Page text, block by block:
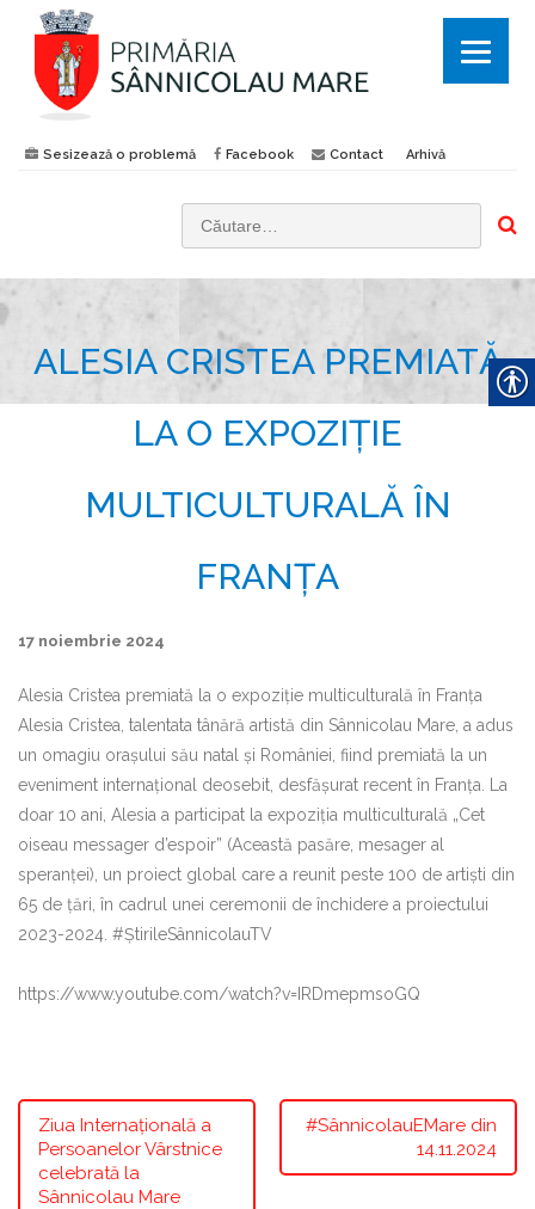
Sesizează o problemă Facebook Contact Arhivă
ALESIA CRISTEA PREMIATĂ
LA O EXPOZIȚIE
MULTICULTURALĂ ÎN
FRANȚA
17 noiembrie 2024
Alesia Cristea premiată la o expoziție multiculturală în Franța
Alesia Cristea, talentata tânără artistă din Sânnicolau Mare, a adus
un omagiu orașului său natal și României, fiind premiată la un
eveniment internațional deosebit, desfășurat recent în Franța. La
doar 10 ani, Alesia a participat la expoziția multiculturală „Cet
oiseau messager d’espoir” (Această pasăre, mesager al
speranței), un proiect global care a reunit peste 100 de artiști din
65 de țări, în cadrul unei ceremonii de închidere a proiectului
2023-2024. #ȘtirileSânnicolauTV
https://www.youtube.com/watch?v=IRDmepmsoGQ
Ziua Internațională a
Persoanelor Vârstnice
celebrată la
Sânnicolau Mare
#SânnicolauEMare din
14.11.2024